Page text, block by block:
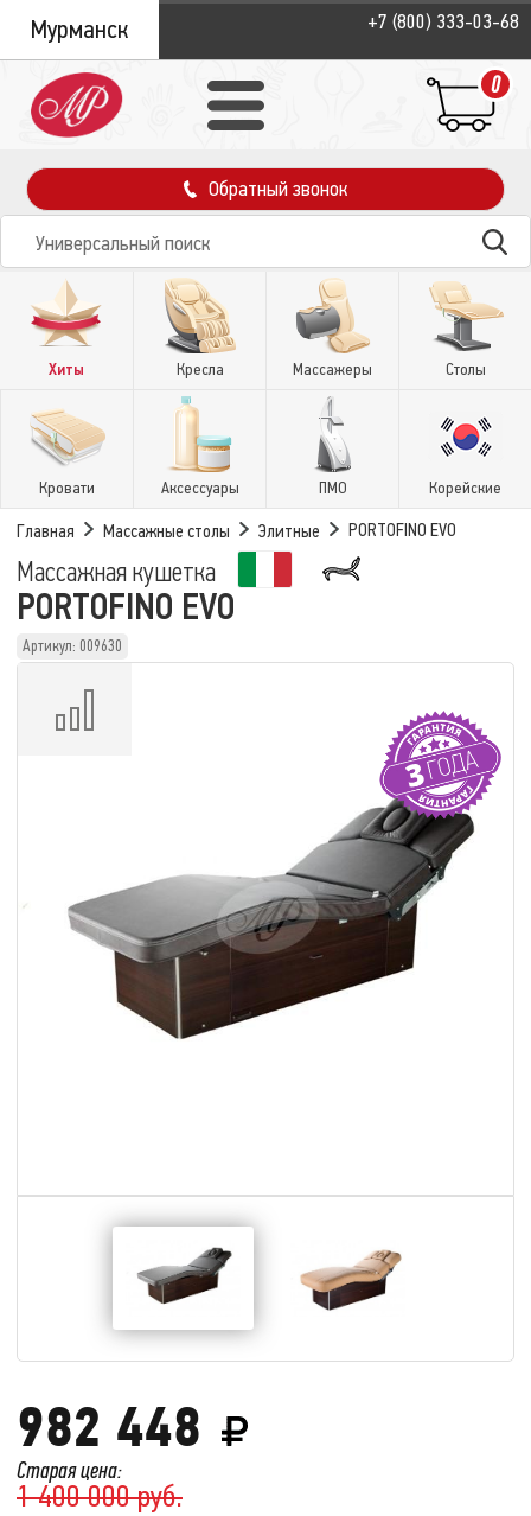
Мурманск +7 (800) 333-03-68
0
Обратный звонок
Хиты Кресла Массажеры Столы
Кровати Аксессуары ПМО Корейские
Главная Массажные столы Элитные PORTOFINO EVO
Массажная кушетка
PORTOFINO EVO
Артикул: 009630
Старая цена:
1 400 000 руб.
982 448